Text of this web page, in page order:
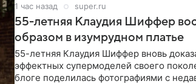
1 час назад super.ru
55-летняя Клаудия Шиффер
образом в изумрудном платье
55-летняя Клаудия Шиффер вновь
эффектных супермоделей своего
блоге поделилась фотографиями с